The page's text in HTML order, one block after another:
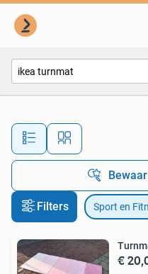
Alle
Filters Sport en
€